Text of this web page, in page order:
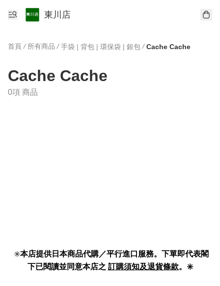
東川店
首頁 / 所有商品 / 手袋 | 背包 | 環保袋 | 銀包 / Cache Cache
Cache Cache
0項 商品
✳️本店提供日本商品代購／平行進口服務。下單即代表閣
下已閱讀並同意本店之 訂購須知及退貨條款。✳️